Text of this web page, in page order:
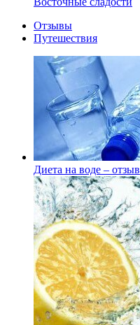
Отзывы
Путешествия
Диета на воде – отзыв